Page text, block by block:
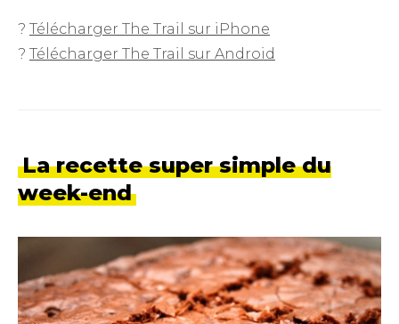
? Télécharger The Trail sur iPhone
? Télécharger The Trail sur Android
La recette super simple du
week-end